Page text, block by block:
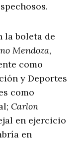
la boleta de
Mendoza,
como
y Deportes
como
Carlon
en ejercicio
en